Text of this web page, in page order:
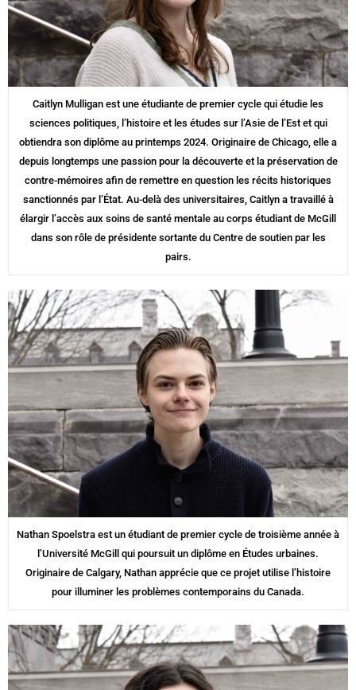
Caitlyn Mulligan est une étudiante de premier cycle qui étudie les
sciences politiques, l’histoire et les études sur l’Asie de l’Est et qui
obtiendra son diplôme au printemps 2024. Originaire de Chicago, elle a
depuis longtemps une passion pour la découverte et la préservation de
contre-mémoires afin de remettre en question les récits historiques
sanctionnés par l’État. Au-delà des universitaires, Caitlyn a travaillé à
élargir l’accès aux soins de santé mentale au corps étudiant de McGill
dans son rôle de présidente sortante du Centre de soutien par les
pairs.
Nathan Spoelstra est un étudiant de premier cycle de troisième année à
l’Université McGill qui poursuit un diplôme en Études urbaines.
Originaire de Calgary, Nathan apprécie que ce projet utilise l’histoire
pour illuminer les problèmes contemporains du Canada.